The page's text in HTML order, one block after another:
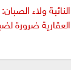
النائبة ولاء
العقارية ضرورة